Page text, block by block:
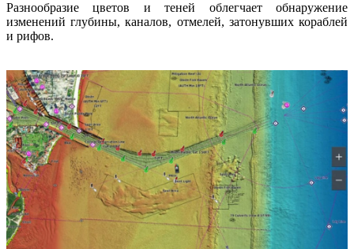
Разнообразие цветов и теней облегчает обнаружение
изменений глубины, каналов, отмелей, затонувших кораблей
и рифов.